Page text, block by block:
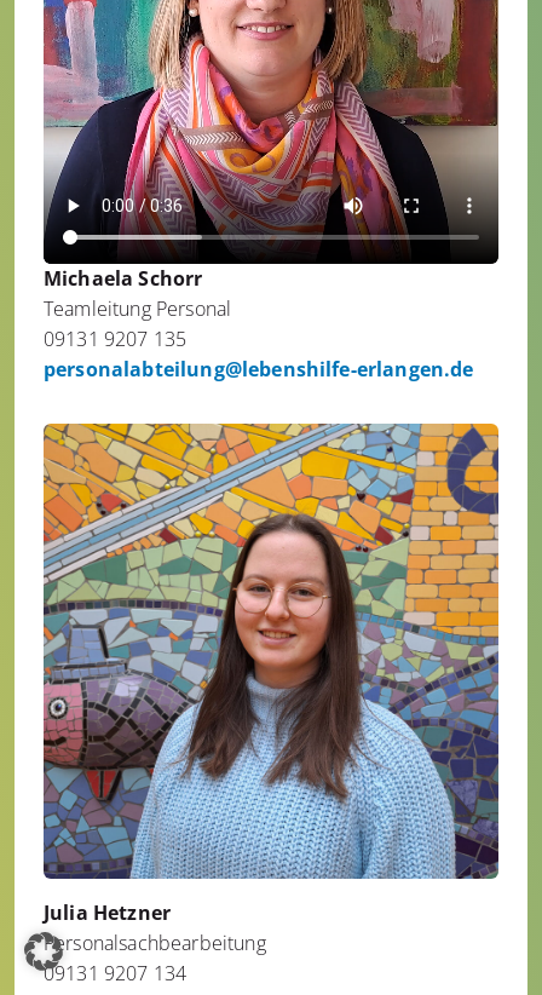
Michaela Schorr
Teamleitung Personal
09131 9207 135
personalabteilung@lebenshilfe-erlangen.de
Julia Hetzner
Personalsachbearbeitung
09131 9207 134